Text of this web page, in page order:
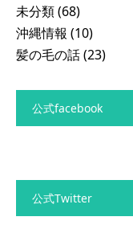
未分類(68)
沖縄情報 (10)
髪の毛の話(23)
公式facebook
公式Twitter